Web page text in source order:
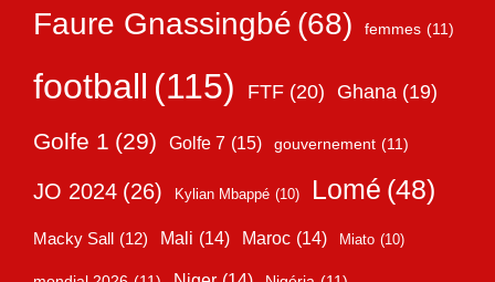
Faure Gnassingbé (68) femmes (11)
football (115) FTF (20) Ghana (19)
Golfe 1 (29) Golfe 7 (15) gouvernement (11)
JO 2024 (26) Kylian Mbappé (10) Lomé (48)
Macky Sall (12) Mali (14) Maroc (14) Miato (10)